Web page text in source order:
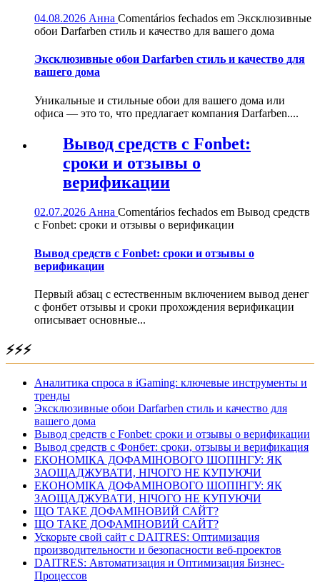
04.08.2026 Анна Comentários fechados em Эксклюзивные
обои Darfarben стиль и качество для вашего дома
Эксклюзивные обои Darfarben стиль и качество для
вашего дома
Уникальные и стильные обои для вашего дома или
офиса — это то, что предлагает компания Darfarben....
Вывод средств с Fonbet:
сроки и отзывы о
верификации
02.07.2026 Анна Comentários fechados em Вывод средств
с Fonbet: сроки и отзывы о верификации
Вывод средств с Fonbet: сроки и отзывы о
верификации
Первый абзац с естественным включением вывод денег
с фонбет отзывы и сроки прохождения верификации
описывает основные...
⚡⚡⚡
Аналитика спроса в iGaming: ключевые инструменты и
тренды
Эксклюзивные обои Darfarben стиль и качество для
вашего дома
Вывод средств с Fonbet: сроки и отзывы о верификации
Вывод средств с Фонбет: сроки, отзывы и верификация
ЕКОНОМІКА ДОФАМІНОВОГО ШОПІНГУ: ЯК
ЗАОЩАДЖУВАТИ, НІЧОГО НЕ КУПУЮЧИ
ЕКОНОМІКА ДОФАМІНОВОГО ШОПІНГУ: ЯК
ЗАОЩАДЖУВАТИ, НІЧОГО НЕ КУПУЮЧИ
ЩО ТАКЕ ДОФАМІНОВИЙ САЙТ?
ЩО ТАКЕ ДОФАМІНОВИЙ САЙТ?
Ускорьте свой сайт с DAITRES: Оптимизация
производительности и безопасности веб-проектов
DAITRES: Автоматизация и Оптимизация Бизнес-
Процессов